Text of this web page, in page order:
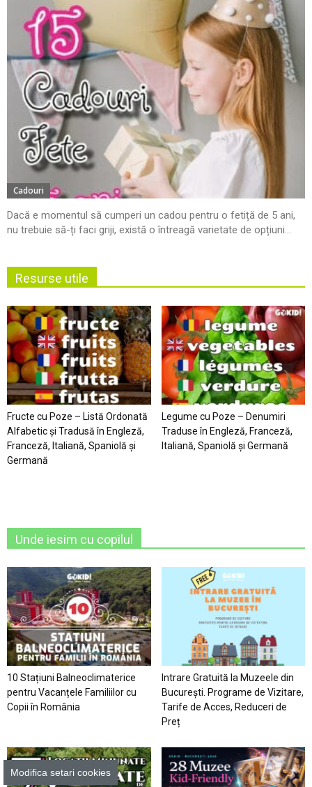
Cadouri
Dacă e momentul să cumperi un cadou pentru o fetiță de 5 ani,
nu trebuie să-ți faci griji, există o întreagă varietate de opțiuni...
Resurse utile
Fructe cu Poze – Listă Ordonată
Alfabetic şi Tradusă în Engleză,
Franceză, Italiană, Spaniolă şi
Germană
Legume cu Poze – Denumiri
Traduse în Engleză, Franceză,
Italiană, Spaniolă şi Germană
Unde iesim cu copilul
10 Stațiuni Balneoclimaterice
pentru Vacanțele Familiilor cu
Copii în România
Intrare Gratuită la Muzeele din
București. Programe de Vizitare,
Tarife de Acces, Reduceri de
Preț
Modifica setari cookies